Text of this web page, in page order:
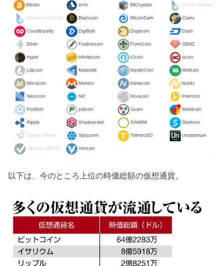
以下は、今のところ上位の時価総額の仮想通貨。